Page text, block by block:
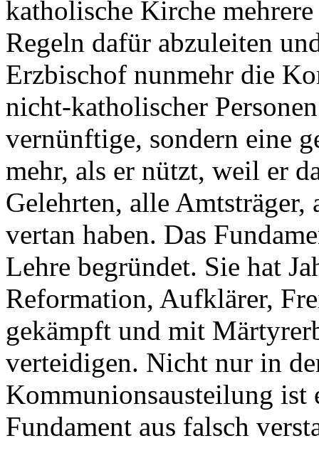
katholische Kirche
Regeln dafür abzuleiten
Erzbischof nunmehr die
nicht-katholischer
vernünftige, sondern eine
mehr, als er nützt, weil er
Gelehrten, alle
vertan haben. Das
Lehre begründet. Sie hat
Reformation, Aufklärer,
gekämpft und mit
verteidigen. Nicht nur in
Kommunionsausteilung ist
Fundament aus falsch